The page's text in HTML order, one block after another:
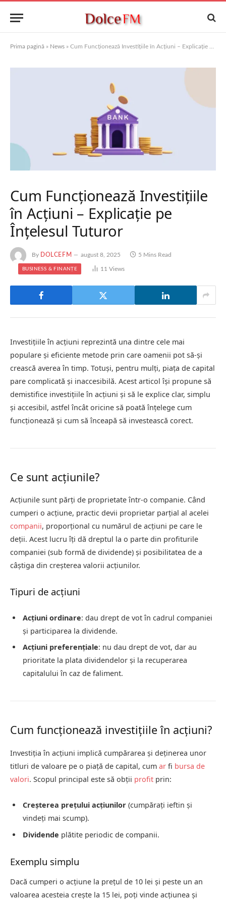
Prima pagină » News » Cum Funcționează Investițiile în Acțiuni – Explicație pe Înțelesul Tuturor
Cum Funcționează Investițiile
în Acțiuni – Explicație pe
Înțelesul Tuturor
By DOLCEFM august 8, 2025 5 Mins Read
BUSINESS & FINANȚE 11Views
Investițiile în acțiuni reprezintă una dintre cele mai
populare și eficiente metode prin care oamenii pot să-și
crească averea în timp. Totuși, pentru mulți, piața de capital
pare complicată și inaccesibilă. Acest articol își propune să
demistifice investițiile în acțiuni și să le explice clar, simplu
și accesibil, astfel încât oricine să poată înțelege cum
funcționează și cum să înceapă să investească corect.
Ce sunt acțiunile?
Acțiunile sunt părți de proprietate într-o companie. Când
cumperi o acțiune, practic devii proprietar parțial al acelei
companii, proporțional cu numărul de acțiuni pe care le
deții. Acest lucru îți dă dreptul la o parte din profiturile
companiei (sub formă de dividende) și posibilitatea de a
câștiga din creșterea valorii acțiunilor.
Tipuri de acțiuni
Acțiuni ordinare: dau drept de vot în cadrul companiei
și participarea la dividende.
Acțiuni preferențiale: nu dau drept de vot, dar au
prioritate la plata dividendelor și la recuperarea
capitalului în caz de faliment.
Cum funcționează investițiile în acțiuni?
Investiția în acțiuni implică cumpărarea și deținerea unor
titluri de valoare pe o piață de capital, cum ar fi bursa de
valori. Scopul principal este să obții profit prin:
Creșterea prețului acțiunilor (cumpărați ieftin și
vindeți mai scump).
Dividende plătite periodic de companii.
Exemplu simplu
Dacă cumperi o acțiune la prețul de 10 lei și peste un an
valoarea acesteia crește la 15 lei, poți vinde acțiunea și